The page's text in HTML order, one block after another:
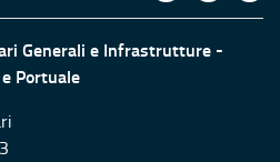
Generali e Infrastrutture -
Portuale